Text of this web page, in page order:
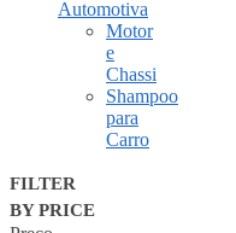
Automotiva
Motor
e
Chassi
Shampoo
para
Carro
FILTER
BY PRICE